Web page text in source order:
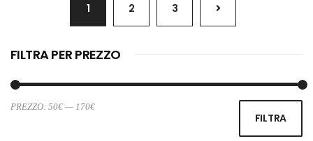
1 2 3
FILTRA PER PREZZO
FILTRA
PREZZO: 50€ — 170€